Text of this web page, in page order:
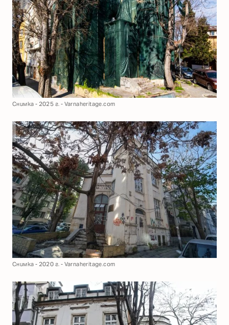
Снимка - 2025 г. - Varnaheritage.com
Снимка - 2020 г. - Varnaheritage.com